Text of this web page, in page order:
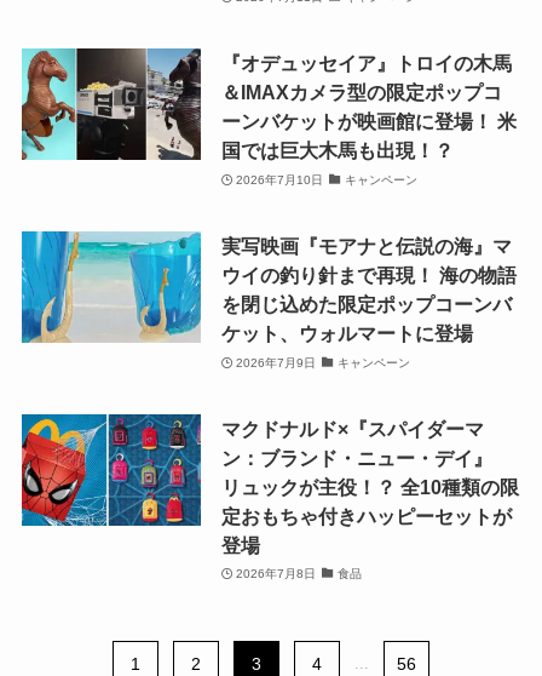
『オデュッセイア』トロイの木馬
＆IMAXカメラ型の限定ポップコ
ーンバケットが映画館に登場！ 米
国では巨大木馬も出現！？
2026年7月10日 キャンペーン
実写映画『モアナと伝説の海』マ
ウイの釣り針まで再現！ 海の物語
を閉じ込めた限定ポップコーンバ
ケット、ウォルマートに登場
2026年7月9日 キャンペーン
マクドナルド×『スパイダーマ
ン：ブランド・ニュー・デイ』
リュックが主役！？ 全10種類の限
定おもちゃ付きハッピーセットが
登場
2026年7月8日 食品
1 2 3 4 ... 56